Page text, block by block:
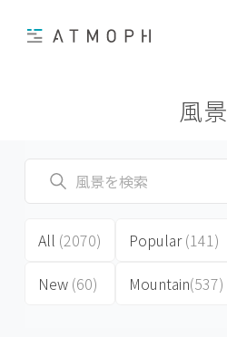
風景
All (2070)
New (60)
Popular(141)
Mountain(537)